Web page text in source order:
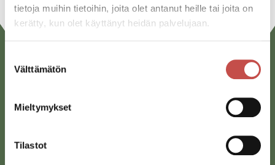
tietoja muihin tietoihin, joita olet antanut heille tai joita on
kerätty, kun olet käyttänyt heidän palvelujaan.
valinta
Välttämätön
Mieltymykset
Tilastot